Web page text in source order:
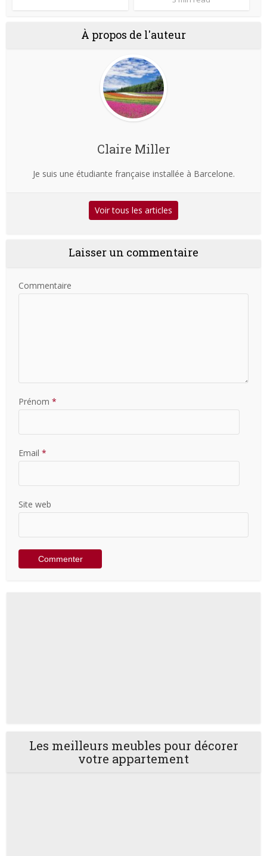
À propos de l'auteur
Claire Miller
Je suis une étudiante française installée à Barcelone.
Voir tous les articles
Laisser un commentaire
Commentaire
Prénom *
Email *
Site web
Les meilleurs meubles pour décorer
votre appartement